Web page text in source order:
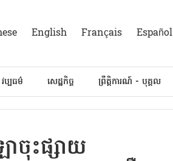
English Français Español
វប្បធម៌ សេដ្ឋកិច្ច ព្រឹត្តិការណ៍ - បុគ្គល
ាចុះផ្សាយ